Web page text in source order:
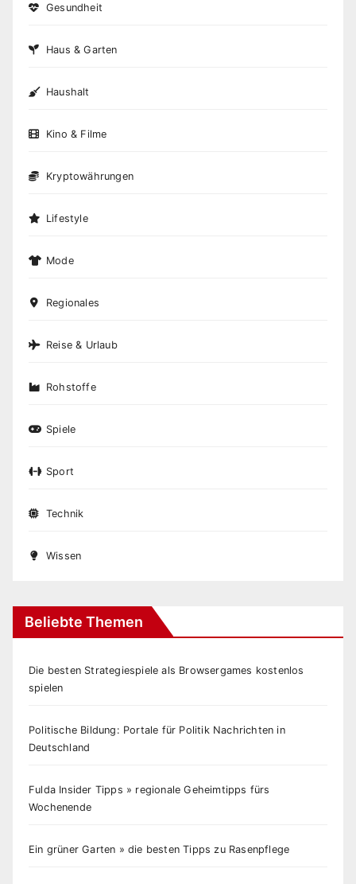
Gesundheit
Haus & Garten
Haushalt
Kino & Filme
Kryptowährungen
Lifestyle
Mode
Regionales
Reise & Urlaub
Rohstoffe
Spiele
Sport
Technik
Wissen
Beliebte Themen
Die besten Strategiespiele als Browsergames kostenlos
spielen
Politische Bildung: Portale für Politik Nachrichten in
Deutschland
Fulda Insider Tipps » regionale Geheimtipps fürs
Wochenende
Ein grüner Garten » die besten Tipps zu Rasenpflege